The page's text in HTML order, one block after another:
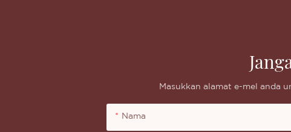
Masukkan alamat e-mel anda
Nama